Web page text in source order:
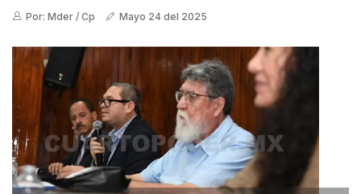
Por: Mder / Cp Mayo 24 del 2025